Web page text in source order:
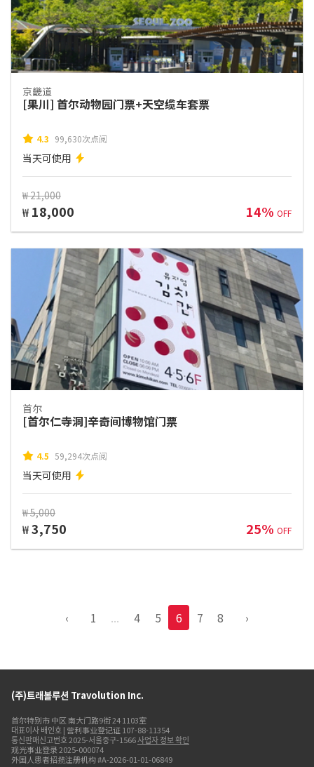
京畿道
[果川] 首尔动物园门票+天空缆车套票
4.3 99,630次点阅
当天可使用
₩ 21,000
₩ 18,000 14% OFF
首尔
[首尔仁寺洞]辛奇间博物馆门票
4.5 59,294次点阅
当天可使用
₩ 5,000
₩3,750 25% OFF
‹ 1 ... 4 5 6 7 8 ›
(주)트래볼루션 Travolution Inc.
首尔特别市 中区 南大门路9街 24 1103室
대표이사 배인호 | 营利事业登记证 107-88-11354
통신판매신고번호 2025-서울중구-1566사업자 정보 확인
观光事业登录 2025-000074
外国人患者招揽注册机构 #A-2026-01-01-06849